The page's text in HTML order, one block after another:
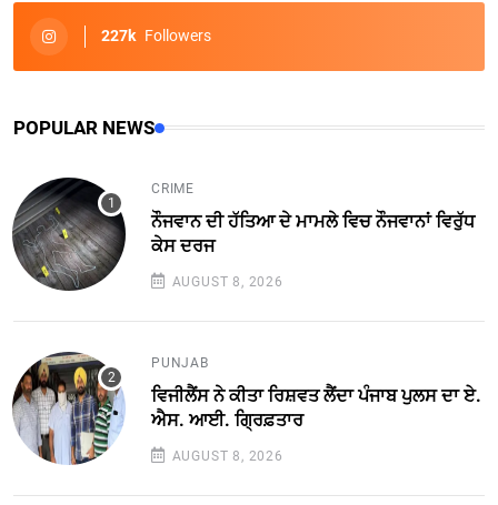
227k Followers
POPULAR NEWS
CRIME
ਨੌਜਵਾਨ ਦੀ ਹੱਤਿਆ ਦੇ ਮਾਮਲੇ ਵਿਚ ਨੌਜਵਾਨਾਂ ਵਿਰੁੱਧ
ਕੇਸ ਦਰਜ
AUGUST 8, 2026
PUNJAB
ਵਿਜੀਲੈਂਸ ਨੇ ਕੀਤਾ ਰਿਸ਼ਵਤ ਲੈਂਦਾ ਪੰਜਾਬ ਪੁਲਸ ਦਾ ਏ.
ਐਸ. ਆਈ. ਗ੍ਰਿਫ਼ਤਾਰ
AUGUST 8, 2026